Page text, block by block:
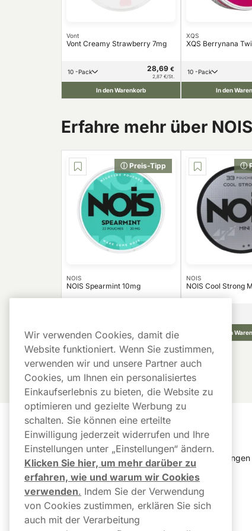
Vont
Vont Creamy Strawberry 7mg
10 -Pack 28,69 €
2,87 €/St.
In den Warenkorb
XQS
XQS Berrynana
10 -Pack
In den
Erfahre mehr über NOIS
ⓘ Preis-Tipp
NOIS
NOIS Spearmint 10mg
In den Warenkorb
ⓘ
NOIS
NOIS Cool Strong
In den
Kundendienst
Kundendienst
FAQ
Paketstatus &
Sendungsverfolgung
Links
Cookie Einstellungen
Bestellverlauf
Newsletter
Wir verwenden Cookies, damit die
Website funktioniert. Wenn Sie zustimmen,
verwenden wir und unsere Partner auch
Cookies, um Ihnen ein personalisiertes
Einkaufserlebnis zu bieten, die Website zu
optimieren und gezielte Werbung zu
schalten. Sie können eine erteilte
Einwilligung jederzeit widerrufen und Ihre
Einstellungen unter „Einstellungen“ ändern.
Klicken Sie hier, um mehr darüber zu
erfahren, wie und warum wir Cookies
verwenden. Indem Sie der Verwendung
von Cookies zustimmen, erklären Sie sich
auch mit der Verarbeitung